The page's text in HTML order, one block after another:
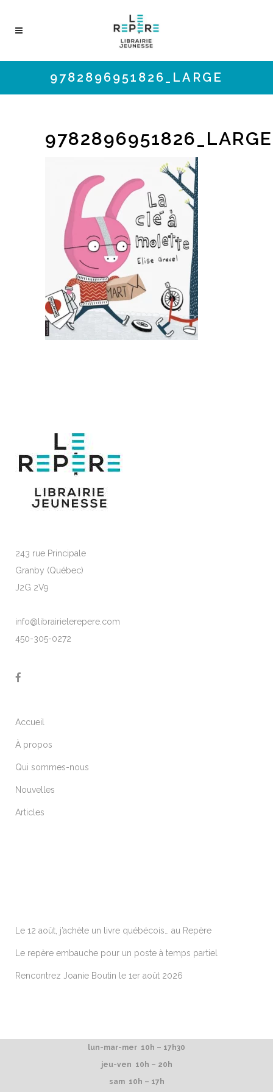
9782896951826_LARGE
9782896951826_LARGE
243 rue Principale
Granby (Québec)
J2G 2V9
info@librairielerepere.com
450-305-0272
Accueil
À propos
Qui sommes-nous
Nouvelles
Articles
Le 12 août, j’achète un livre québécois… au Repère
Le repère embauche pour un poste à temps partiel
Rencontrez Joanie Boutin le 1er août 2026
lun-mar-mer 10h – 17h30
jeu-ven 10h – 20h
sam 10h – 17h